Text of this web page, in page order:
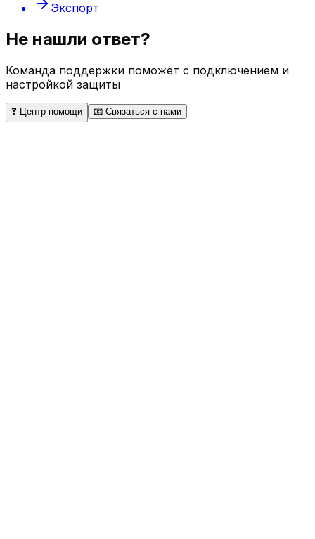
Экспорт
Не нашли ответ?
Команда поддержки поможет с подключением и
настройкой защиты
❓ Центр помощи 📧 Связаться с нами